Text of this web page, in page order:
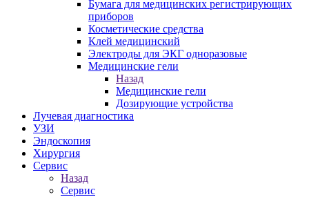
Бумага для медицинских регистрирующих
приборов
Косметические средства
Клей медицинский
Электроды для ЭКГ одноразовые
Медицинские гели
Назад
Медицинские гели
Дозирующие устройства
Лучевая диагностика
УЗИ
Эндоскопия
Хирургия
Сервис
Назад
Сервис